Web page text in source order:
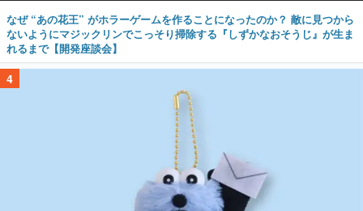
なぜ “あの花王” がホラーゲームを作ることになったのか？ 敵に見つから
ないようにマジックリンでこっそり掃除する『しずかなおそうじ』が生ま
れるまで【開発座談会】
4